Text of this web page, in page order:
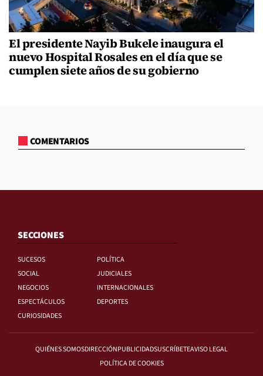
El presidente Nayib Bukele inaugura el
nuevo Hospital Rosales en el día que se
cumplen siete años de su gobierno
COMENTARIOS
SECCIONES
SUCESOS
POLÍTICA
SOCIAL
JUDICIALES
NEGOCIOS
INTERNACIONALES
ESPECTÁCULOS
DEPORTES
CURIOSIDADES
QUIÉNES SOMOSDIRECCIÓNPUBLICIDADSUSCRÍBETEAVISO LEGAL
POLÍTICA DE COOKIES